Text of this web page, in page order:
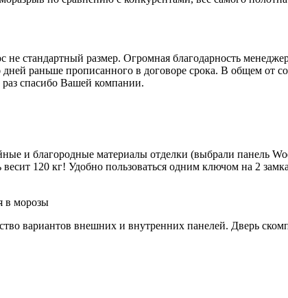
не стандартный размер. Огромная благодарность
раньше прописанного в договоре срока. В общем от
спасибо Вашей компании.
и благородные материалы отделки (выбрали панель
120 кг! Удобно пользоваться одним ключом на 2
в морозы
вариантов внешних и внутренних панелей. Дверь